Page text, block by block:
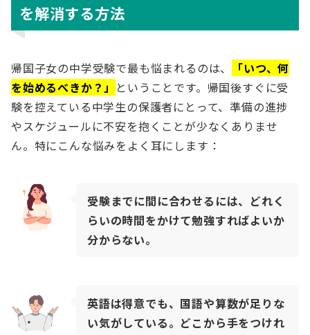
を解消する方法
帰国子女の中学受験で最も悩まれるのは、
「いつ、何
を始めるべきか？」 ということです。帰国後すぐに受
験を控えている中学生の保護者にとって、準備の進捗
やスケジュールに不安を抱くことが少なくありませ
ん。特にこんな悩みをよく耳にします：
受験までに間に合わせるには、どれく
らいの時間をかけて勉強すればよいか
分からない。
英語は得意でも、国語や算数が足りな
い気がしている。どこから手をつけれ